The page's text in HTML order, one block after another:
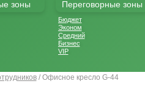
зоны Переговорные зоны
Бюджет
Эконом
Средний
Бизнес
VIP
/ Офисное кресло G-44